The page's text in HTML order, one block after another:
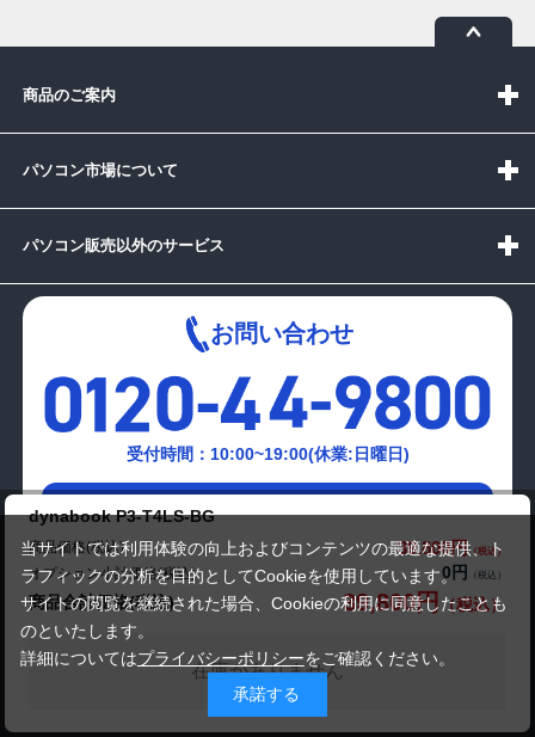
dynabook P3-T4LS-BG
商品価格(税込) 39,800円
オプション小計価格(税込)
0円
商品合計価格(税込)
39,800円
在庫がありません
商品のご案内
パソコン市場について
パソコン販売以外のサービス
お問い合わせ
受付時間：10:00~19:00(休業:日曜日)
メールでの
Copyright(c)2024 mediator Co., Ltd. ALL Rights Reserved
当サイトでは利用体験の向上およびコンテンツの最適な提供、ト
ラフィックの分析を目的としてCookieを使用しています。
サイトの閲覧を継続された場合、Cookieの利用に同意したことも
のといたします。
詳細についてはプライバシーポリシーをご確認ください。
承諾する